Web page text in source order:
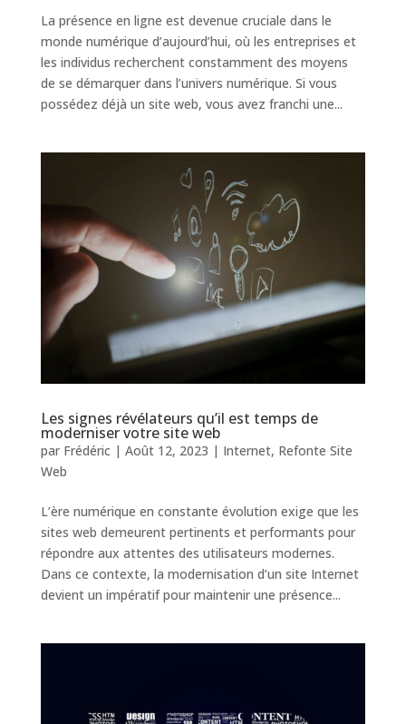
La présence en ligne est devenue cruciale dans le
monde numérique d’aujourd’hui, où les entreprises et
les individus recherchent constamment des moyens
de se démarquer dans l’univers numérique. Si vous
possédez déjà un site web, vous avez franchi une...
Les signes révélateurs qu’il est temps de
moderniser votre site web
par Frédéric| Août 12, 2023 | Internet, Refonte Site
Web
L’ère numérique en constante évolution exige que les
sites web demeurent pertinents et performants pour
répondre aux attentes des utilisateurs modernes.
Dans ce contexte, la modernisation d’un site Internet
devient un impératif pour maintenir une présence...